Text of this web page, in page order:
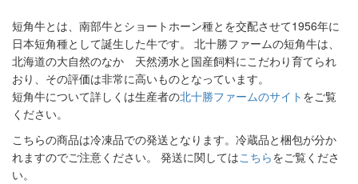
短角牛とは、南部牛とショートホーン種とを交配させて1956年に
日本短角種として誕生した牛です。 北十勝ファームの短角牛は、
北海道の大自然のなか 天然湧水と国産飼料にこだわり育てられ
おり、その評価は非常に高いものとなっています。
短角牛について詳しくは生産者の北十勝ファームのサイト をご覧
ください。
こちらの商品は冷凍品での発送となります。冷蔵品と梱包が分か
れますのでご注意ください。 発送に関してはこちらをご覧くださ
い。